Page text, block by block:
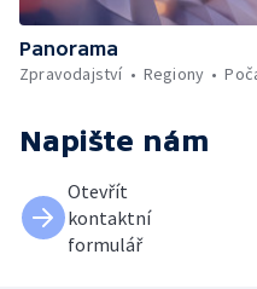
Panorama
Zpravodajství
Regiony
Napište nám
Otevřít
kontaktní
formulář